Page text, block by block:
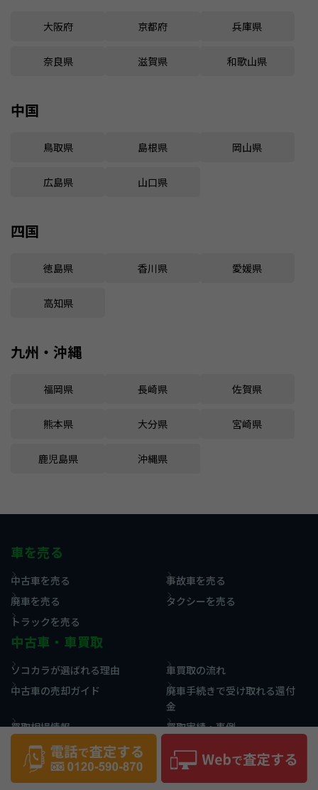
大阪府 京都府 兵庫県
奈良県 滋賀県 和歌山県
中国
鳥取県 島根県 岡山県
広島県 山口県
四国
徳島県 香川県 愛媛県
高知県
九州・沖縄
福岡県 長崎県 佐賀県
熊本県 大分県 宮崎県
鹿児島県 沖縄県
車を売る
中古車を売る
事故車を売る
廃車を売る
タクシーを売る
トラックを売る
中古車・車買取
ソコカラが選ばれる理由
車買取の流れ
中古車の売却ガイド
廃車手続きで受け取れる還付
金
買取相場情報
買取実績・事例
お役立ち情報
コラム 用語集